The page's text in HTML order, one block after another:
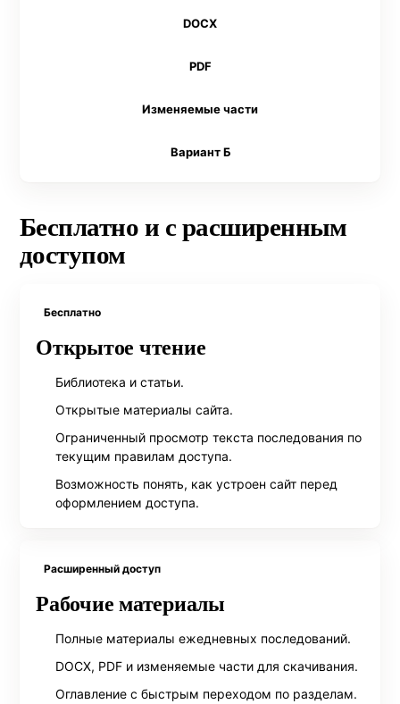
DOCX
PDF
Изменяемые части
Вариант Б
Бесплатно и с расширенным
доступом
Бесплатно
Открытое чтение
Библиотека и статьи.
Открытые материалы сайта.
Ограниченный просмотр текста последования по
текущим правилам доступа.
Возможность понять, как устроен сайт перед
оформлением доступа.
Расширенный доступ
Рабочие материалы
Полные материалы ежедневных последований.
DOCX, PDF и изменяемые части для скачивания.
Оглавление с быстрым переходом по разделам.